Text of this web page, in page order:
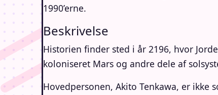
1990’erne.
Beskrivelse
Historien finder sted i år 2196, hvor
koloniseret Mars og andre dele af
Hovedpersonen, Akito Tenkawa, er